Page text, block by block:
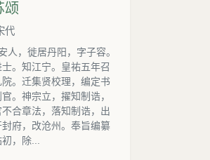
颂
代
人，徙居丹阳，字子容。
。知江宁。皇祐五年召
。迁集贤校理，编定书
。神宗立，擢知制诰，
合章法，落知制诰，出
府，改沧州。奉旨编纂
，除...